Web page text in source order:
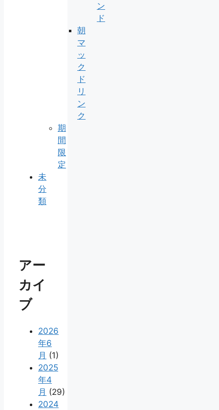
ン
ド
朝
マ
ッ
ク
ド
リ
ン
ク
期
間
限
定
未
分
類
アー
カイ
ブ
2026
年6
月 (1)
2025
年4
月 (29)
2024